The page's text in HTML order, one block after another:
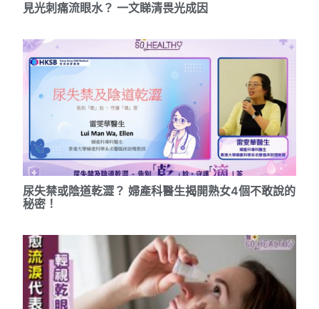
見光刺痛流眼水？ 一文睇清畏光成因
尿失禁或陰道乾澀？ 婦產科醫生揭開熟女4個不敢說的
秘密！